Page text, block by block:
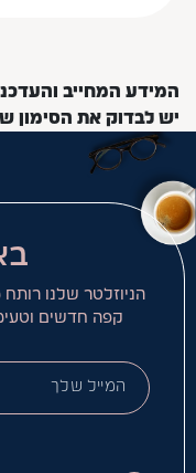
המידע המחייב
יש לבדוק את הסימון
הניוזלטר שלנו
קפה חדשים